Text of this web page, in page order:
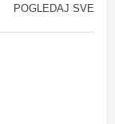
POGLEDAJ SVE